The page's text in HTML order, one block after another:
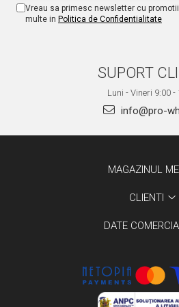
Vreau sa primesc newsletter cu
multe in Politica de Confidentialitate
SUPORT
Luni - Vineri 9:00 -
info@pro-
MAGAZINUL
CLIENTI
DATE